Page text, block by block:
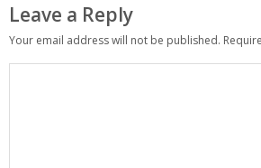
Leave a Reply
Your email address will not be published.